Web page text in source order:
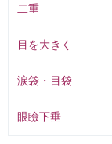
二重
目を大きく
涙袋・目袋
眼瞼下垂